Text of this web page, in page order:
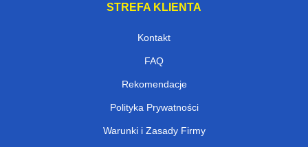
STREFA KLIENTA
Kontakt
FAQ
Rekomendacje
Polityka Prywatności
Warunki i Zasady Firmy